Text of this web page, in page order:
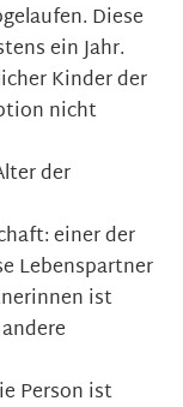
Diese
ein Jahr.
Kinder der
nicht
der
einer der
Lebenspartner
ist
Person ist